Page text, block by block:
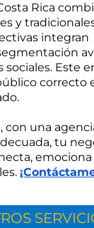
Rica
y
integran
sociales. Este
correcto
con una
tu
emociona